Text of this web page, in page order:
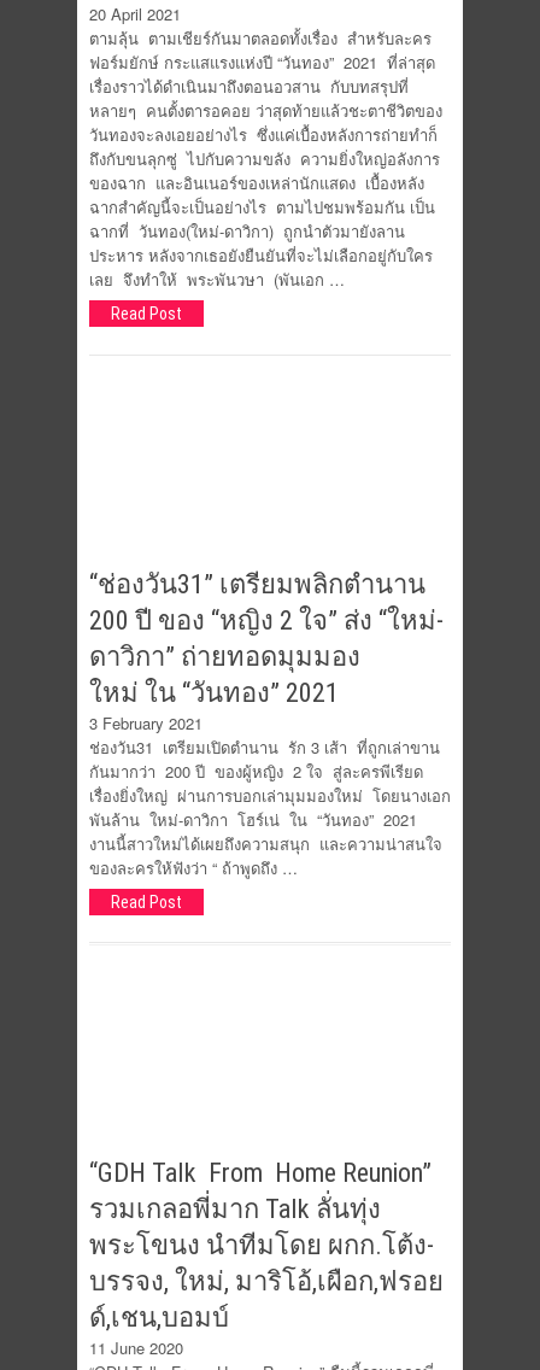
20 April 2021
ตามลุ้น ตามเชียร์กันมาตลอดทั้งเรื่อง สำหรับละคร
ฟอร์มยักษ์ กระแสแรงแห่งปี “วันทอง” 2021 ที่ล่าสุด
เรื่องราวได้ดำเนินมาถึงตอนอวสาน กับบทสรุปที่
หลายๆ คนตั้งตารอคอย ว่าสุดท้ายแล้วชะตาชีวิตของ
วันทองจะลงเอยอย่างไร ซึ่งแค่เบื้องหลังการถ่ายทำก็
ถึงกับขนลุกซู่ ไปกับความขลัง ความยิ่งใหญ่อลังการ
ของฉาก และอินเนอร์ของเหล่านักแสดง เบื้องหลัง
ฉากสำคัญนี้จะเป็นอย่างไร ตามไปชมพร้อมกัน เป็น
ฉากที่ วันทอง(ใหม่-ดาวิกา) ถูกนำตัวมายังลาน
ประหาร หลังจากเธอยังยืนยันที่จะไม่เลือกอยู่กับใคร
เลย จึงทำให้ พระพันวษา (พันเอก …
Read Post
“ช่องวัน31” เตรียมพลิกตำนาน
200 ปี ของ “หญิง 2 ใจ” ส่ง “ใหม่-
ดาวิกา” ถ่ายทอดมุมมอง
ใหม่ ใน “วันทอง” 2021
3 February 2021
ช่องวัน31 เตรียมเปิดตำนาน รัก 3 เส้า ที่ถูกเล่าขาน
กันมากว่า 200 ปี ของผู้หญิง 2 ใจ สู่ละครพีเรียด
เรื่องยิ่งใหญ่ ผ่านการบอกเล่ามุมมองใหม่ โดยนางเอก
พันล้าน ใหม่-ดาวิกา โฮร์เน่ ใน “วันทอง” 2021
งานนี้สาวใหม่ได้เผยถึงความสนุก และความน่าสนใจ
ของละครให้ฟังว่า “ ถ้าพูดถึง …
Read Post
“GDH Talk From Home Reunion”
รวมเกลอพี่มาก Talk ลั่นทุ่ง
พระโขนง นำทีมโดย ผกก.โต้ง-
บรรจง, ใหม่, มาริโอ้,เผือก,ฟรอย
ด์,เชน,บอมบ์
11 June 2020